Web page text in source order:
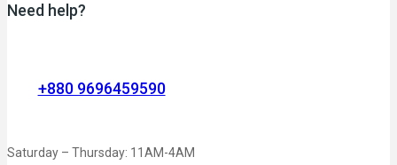
Need help?
+880 9696459590
Saturday – Thursday: 11AM-4AM